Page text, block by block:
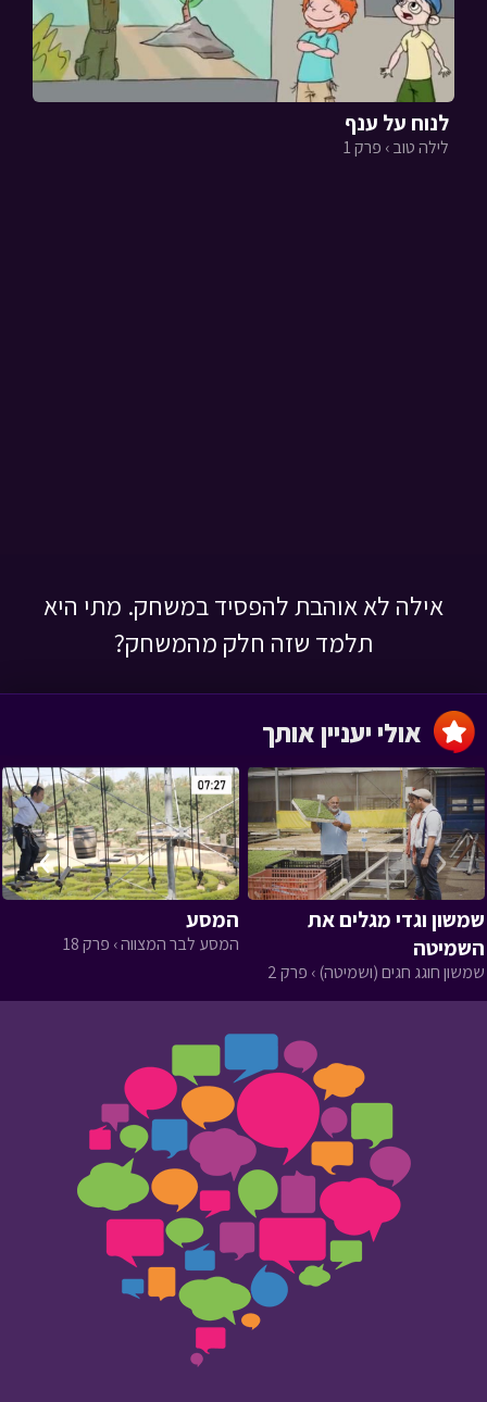
לנוח על ענף
לילה טוב › פרק 1
אילה לא אוהבת להפסיד במשחק. מתי היא
תלמד שזה חלק מהמשחק?
שמשון וגדי מגלים את
השמיטה
שמשון חוגג חגים (ושמיטה) › פרק 2
המסע
המסע לבר המצווה › פרק 18
‹
›